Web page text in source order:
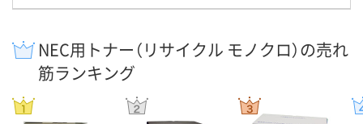
NEC用トナー（リサイクル モノクロ）の売れ
筋ランキング